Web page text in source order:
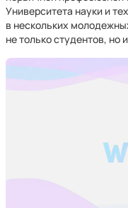
Университета науки и
в нескольких
не только студентов,